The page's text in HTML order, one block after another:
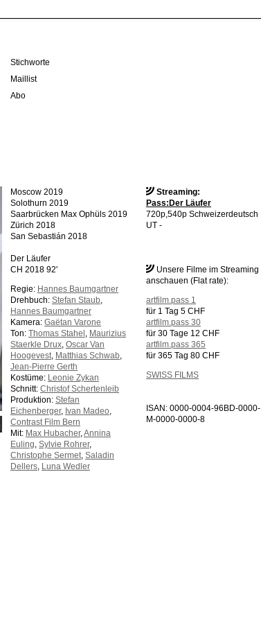
Stichworte
Maillist
Abo
Streaming:
Pass:Der Läufer
720p,540p Schweizerdeutsch
UT -
Unsere Filme im Streaming
anschauen (Flat rate):
artfilm.pass 1
für 1 Tag 5 CHF
artfilm.pass 30
für 30 Tage 12 CHF
artfilm.pass 365
für 365 Tag 80 CHF
SWISS FILMS
ISAN: 0000-0004-96BD-0000-
M-0000-0000-8
Moscow 2019
Solothurn 2019
Saarbrücken Max Ophüls 2019
Zürich 2018
San Sebastián 2018
Der Läufer
CH 2018 92'
Regie: Hannes Baumgartner
Drehbuch: Stefan Staub
Hannes Baumgartner
Kamera: Gaëtan Varone
Ton: Thomas Stahel Maurizius
Staerkle Drux Oscar Van
Hoogevest Matthias Schwab
Jean-Pierre Gerth
Kostüme: Leonie Zykan
Schnitt: Christof Schertenleib
Produktion: Stefan
Eichenberger, Ivan Madeo
Contrast Film Bern
Mit: Max Hubacher, Annina
Euling Sylvie Rohrer,
Christophe Sermet Saladin
Dellers Luna Wedler